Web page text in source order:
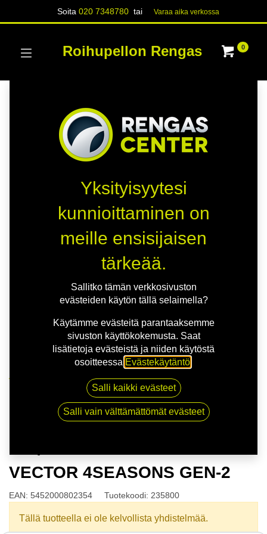
Soita020 7348780 tai Varaa aika verk​​​​ossa
Roihupellon Rengas 0
165/65R15 81T GOODYEAR VECTOR 4SEASONS
VECTOR 4SEASONS GEN-2
EAN: 5452000802354 Tuotekoodi: 235800
Tällä tuotteella ei ole kelvollista yhdistelmää.
Yksityisyytesi
kunnioittaminen on
meille ensisijaisen
tärkeää.
Sallitko tämän verkkosivuston
evästeiden käytön tällä selaimella?
Käytämme evästeitä parantaaksemme
sivuston käyttökokemusta. Saat
lisätietoja evästeistä ja niiden käytöstä
osoitteessa Evästekäytäntö
Salli kaikki evästeet
Salli vain välttämättömät evästeet